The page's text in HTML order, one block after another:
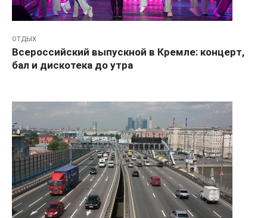
ОТДЫХ
Всероссийский выпускной в Кремле: концерт,
бал и дискотека до утра